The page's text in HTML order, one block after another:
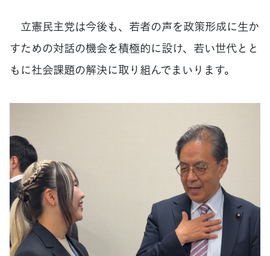
立憲民主党は今後も、若者の声を政策形成に生か
すための対話の機会を積極的に設け、若い世代とと
もに社会課題の解決に取り組んでまいります。